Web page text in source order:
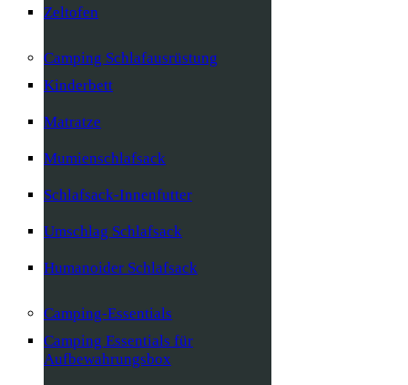
Zeltofen
Camping Schlafausrüstung
Kinderbett
Matratze
Mumienschlafsack
Schlafsack-Innenfutter
Umschlag Schlafsack
Humanoider Schlafsack
Camping-Essentials
Camping Essentials für
Aufbewahrungsbox